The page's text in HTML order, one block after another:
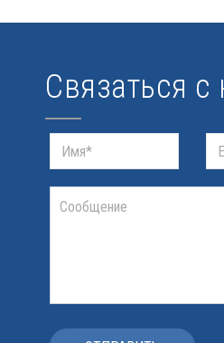
Связаться с